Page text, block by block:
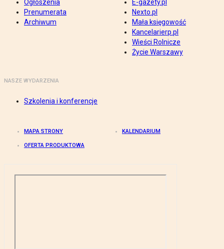
Ogłoszenia
Prenumerata
Archiwum
E-gazety.pl
Nexto.pl
Mała księgowość
Kancelarierp.pl
Wieści Rolnicze
Życie Warszawy
NASZE WYDARZENIA
Szkolenia i konferencje
MAPA STRONY KALENDARIUM
OFERTA PRODUKTOWA